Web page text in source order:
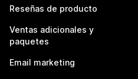
Reseñas de producto
Ventas adicionales y
paquetes
Email marketing